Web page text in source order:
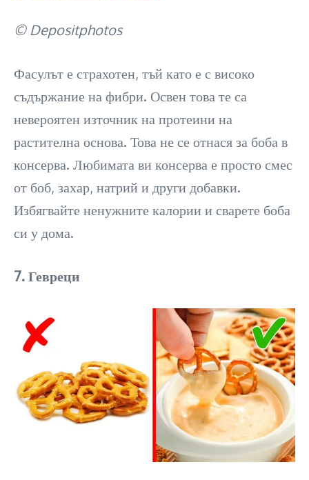
© Depositphotos
Фасулът е страхотен, тъй като е с високо
съдържание на фибри. Освен това те са
невероятен източник на протеини на
растителна основа. Това не се отнася за боба в
консерва. Любимата ви консерва е просто смес
от боб, захар, натрий и други добавки.
Избягвайте ненужните калории и сварете боба
си у дома.
7. Гевреци